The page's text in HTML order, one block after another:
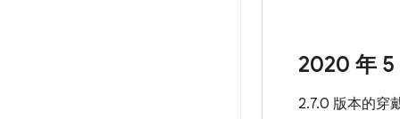
2020 年 5
2.7.0 版本的穿